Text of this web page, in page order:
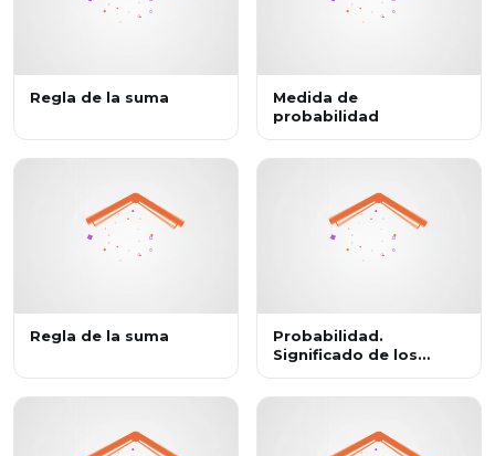
Regla de la suma
Medida de
probabilidad
Regla de la suma
Probabilidad.
Significado de los